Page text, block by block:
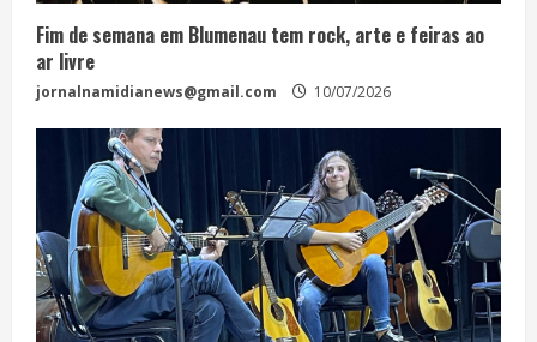
Fim de semana em Blumenau tem rock, arte e feiras ao
ar livre
jornalnamidianews@gmail.com 10/07/2026